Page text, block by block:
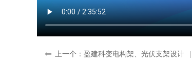
上一个：盈建科变电构架、光伏支架设计